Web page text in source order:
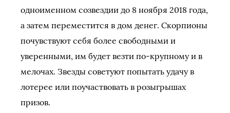
одноименном созвездии до 8 ноября 2018 года,
а затем переместится в дом денег. Скорпионы
почувствуют себя более свободными и
уверенными, им будет везти по-крупному и в
мелочах. Звезды советуют попытать удачу в
лотерее или поучаствовать в розыгрышах
призов.